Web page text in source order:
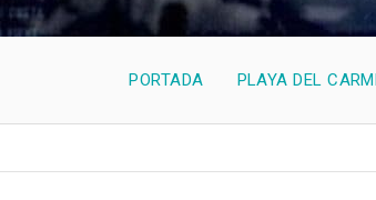
PORTADA PLAYA DEL